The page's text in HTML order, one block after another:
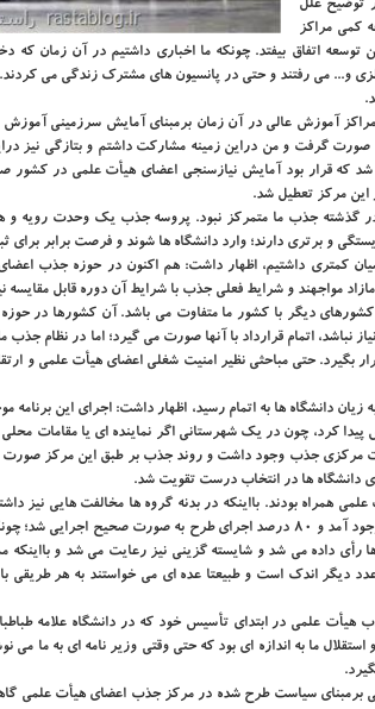
توضیح علل
كمی مراكز
اتفاق بیفتد. چونكه ما اخباری داشتیم در آن زمان كه
و... می رفتند و حتی در پانسیون های مشترك زندگی می
آموزش عالی در آن زمان برمبنای آمایش سرزمینی آموزش
گرفت و من دراین زمینه مشاركت داشتم و بتازگی نیز
شد كه قرار بود آمایش نیازسنجی اعضای هیأت علمی در
این مركز تعطیل شد.
در گذشته جذب ما متمركز نبود. پروسه جذب یك وحدت رویه و
و برتری دارند؛ وارد دانشگاه ها شوند و فرصت برابر برای
كمتری داشتیم، اظهار داشت: هم اكنون در حوزه جذب
مواجهند و شرایط فعلی جذب با شرایط آن دوره قابل مقایسه
دیگر با كشور ما متفاوت می باشد. آن كشورها در
اتمام قرارداد با آنها صورت می گیرد؛ اما در نظام جذب
بگیرد. حتی مباحثی نظیر امنیت شغلی اعضای هیأت علمی و
دانشگاه ها به اتمام رسید، اظهار داشت: اجرای این برنامه
پیدا كرد، چون در یك شهرستانی اگر نماینده ای یا مقامات
مركزی جذب وجود داشت و روند جذب بر طبق این مركز صورت
دانشگاه ها در انتخاب درست تقویت شد.
همراه بودند. بااینكه در بدنه گروه ها مخالفت هایی نیز
كارشكنی می كردند، اما به مرور زمان این مخالفت ها با تبیین سیاست به وجود آمد و ۸۰ درصد
دیگر اندك است و طبیعتا عده ای می خواستند به هر طریقی
هیأت علمی در ابتدای تأسیس خود كه در دانشگاه علامه
ما به اندازه ای بود كه حتی وقتی وزیر نامه ای به ما می
برمبنای سیاست طرح شده در مركز جذب اعضای هیأت علمی